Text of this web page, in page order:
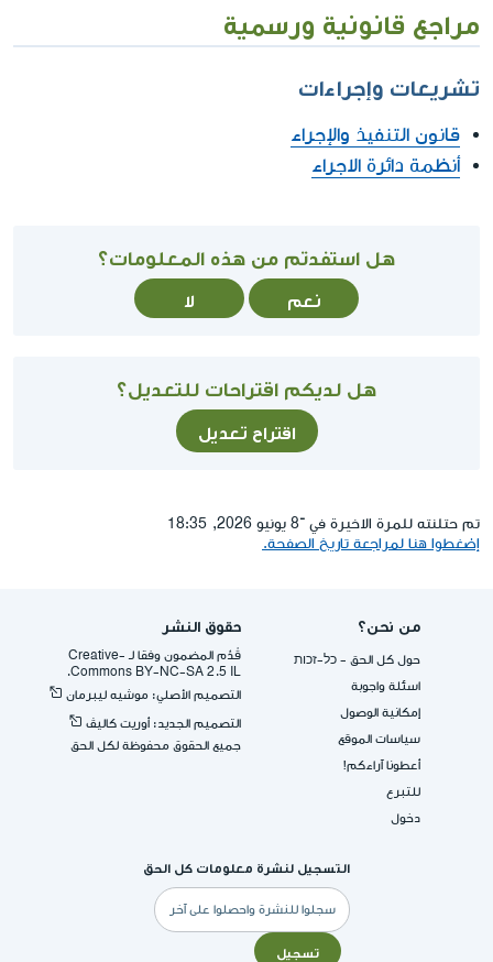
مراجع قانونية ورسمية
تشريعات وإجراءات
قانون التنفيذ والإجراء
أنظمة دائرة الاجراء
هل استفدتم من هذه المعلومات؟
نعم لا
هل لديكم اقتراحات للتعديل؟
اقتراح تعديل
تم حتلنته للمرة الاخيرة في ־8 يونيو 2026, 18:35
إضغطوا هنا لمراجعة تاريخ الصفحة.
من نحن؟
حول كل الحق - כל-זכות
اسئلة واجوبة
إمكانية الوصول
سياسات الموقع
أعطونا آراءكم!
للتبرع
دخول
حقوق النشر
قُدِّم المضمون وفقا لـ -Creative
Commons BY-NC-SA 2.5 IL.
التصميم الأصلي: موشيه ليبرمان
التصميم الجديد: أوريت كاليڤ
جميع الحقوق محفوظة لكل الحق
التسجيل لنشرة معلومات كل الحق
البريد
الإلكتروني
تسجيل